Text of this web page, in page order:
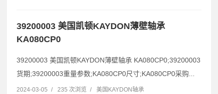
39200003 美国凯顿KAYDON薄壁轴承
KA080CP0
39200003 美国凯顿KAYDON薄壁轴承 KA080CP0;39200003
货期;39200003重量参数;KA080CP0尺寸;KA080CP0采购...
2024-03-05 / 235 次浏览 / 美国KAYDON轴承